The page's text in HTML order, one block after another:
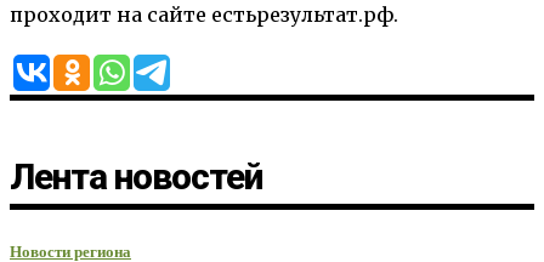
проходит на сайте естьрезультат.рф.
Лента новостей
Новости региона